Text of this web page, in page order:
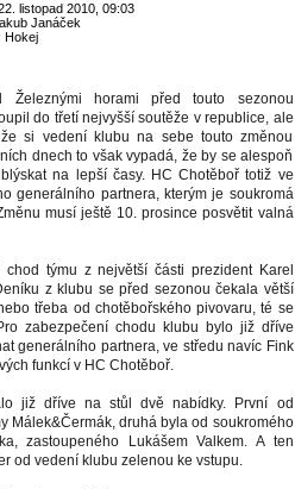
listopad 2010, 09:03
Janáček
Hokej
horami před touto sezonou
do třetí nejvyšší soutěže v republice, ale
si vedení klubu na sebe touto změnou
dnech to však vypadá, že by se alespoň
na lepší časy. HC Chotěboř totiž ve
generálního partnera, kterým je soukromá
musí ještě 10. prosince posvětit valná
chod týmu z největší části prezident Karel
z klubu se před sezonou čekala větší
třeba od chotěbořského pivovaru, té se
zabezpečení chodu klubu bylo již dříve
generálního partnera, ve středu navíc Fink
funkcí v HC Chotěboř.
již dříve na stůl dvě nabídky. První od
Málek&Čermák, druhá byla od soukromého
zastoupeného Lukášem Valkem. A ten
od vedení klubu zelenou ke vstupu.